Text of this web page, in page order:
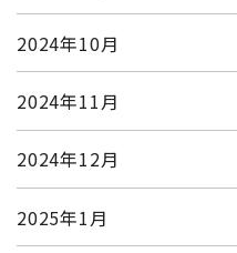
2024年10月
2024年11月
2024年12月
2025年1月